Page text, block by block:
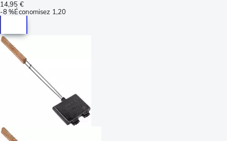
14,95 €
-8 %Économisez 1,20